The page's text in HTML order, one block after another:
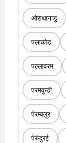
ओराथानाडु
पलाकोड
पल्लावरम
परमकुडी
पेरम्बलुर
पेरुंदुरई